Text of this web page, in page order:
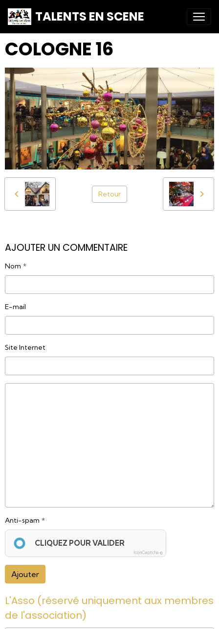
TALENTS EN SCENE
COLOGNE 16
Retour
AJOUTER UN COMMENTAIRE
Nom
E-mail
Site Internet
Anti-spam
CLIQUEZ POUR VALIDER
IconCaptcha ©
Ajouter
L'Asso (réservé uniquement aux membres
de l'association)